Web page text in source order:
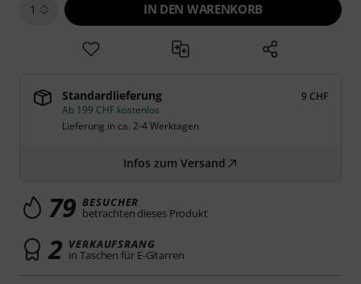
1 IN DEN WARENKORB
Standardlieferung
9 CHF
Ab 199 CHF kostenlos
Lieferung in ca. 2-4 Werktagen
Infos zum Versand
79 BESUCHER
betrachten dieses Produkt
2 VERKAUFSRANG
in Taschen für E-Gitarren